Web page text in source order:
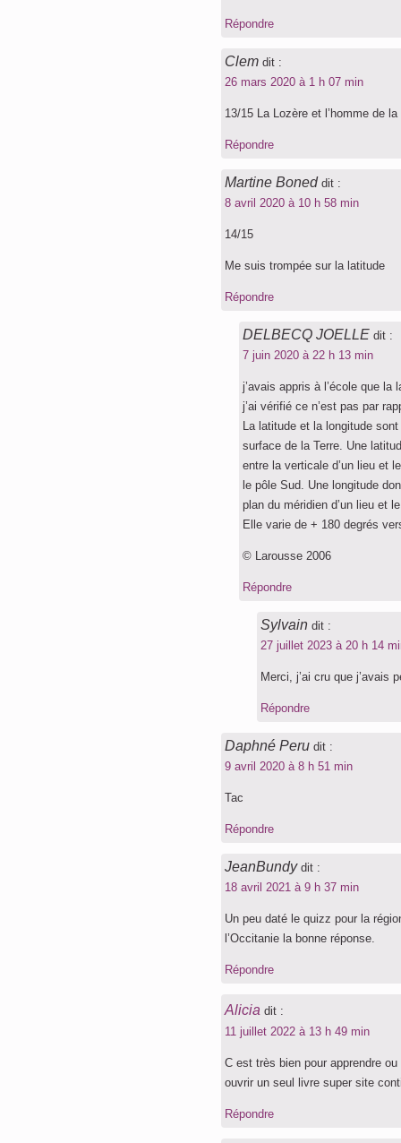
Répondre
Clem dit :
26 mars 2020 à 1 h 07 min
13/15 La Lozère et l’homme de
Répondre
Martine Boned dit :
8 avril 2020 à 10 h 58 min
14/15
Me suis trompée sur la latitude
Répondre
DELBECQ JOELLE dit :
7 juin 2020 à 22 h 13 min
j’avais appris à l’école que la
j’ai vérifié ce n’est pas par
La latitude et la longitude
surface de la Terre. Une
entre la verticale d’un lieu et
le pôle Sud. Une longitude
plan du méridien d’un lieu et
Elle varie de + 180 degrés
© Larousse 2006
Répondre
Sylvain dit :
27 juillet 2023 à 20 h 14
Merci, j’ai cru que j’avais
Répondre
Daphné Peru dit :
9 avril 2020 à 8 h 51 min
Tac
Répondre
JeanBundy dit :
18 avril 2021 à 9 h 37 min
Un peu daté le quizz pour la
l’Occitanie la bonne réponse.
Répondre
Alicia dit :
11 juillet 2022 à 13 h 49 min
C est très bien pour apprendre
ouvrir un seul livre super site
Répondre